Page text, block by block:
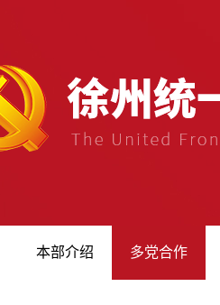
本部介绍 多党合作